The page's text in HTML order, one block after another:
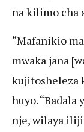
na kilimo cha
“Mafanikio
mwaka jana
kujitosheleza
huyo. “Badala
nje, wilaya